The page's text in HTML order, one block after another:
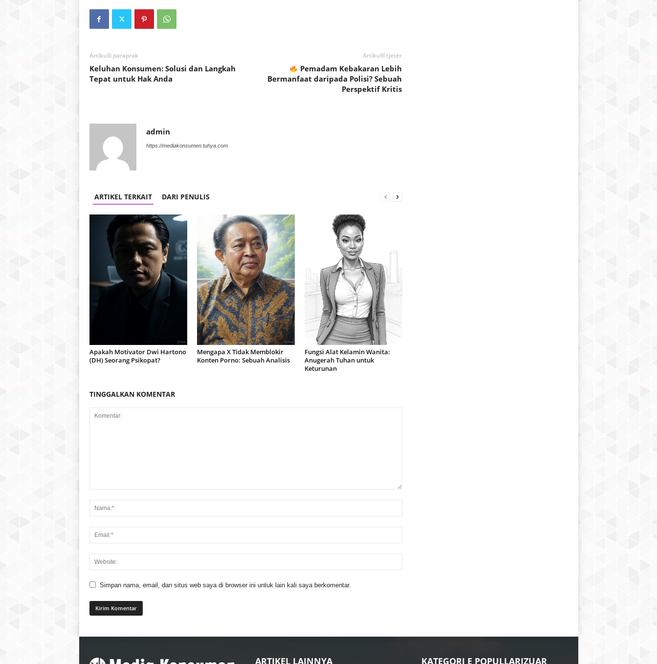
Artikulli paraprak
Keluhan Konsumen: Solusi dan Langkah
Tepat untuk Hak Anda
Artikulli tjetër
Pemadam Kebakaran Lebih
Bermanfaat daripada Polisi? Sebuah
Perspektif Kritis
admin
https://mediakonsumen.tuhya.com
ARTIKEL TERKAIT DARI PENULIS
Apakah Motivator Dwi Hartono
(DH) Seorang Psikopat?
Mengapa X Tidak Memblokir
Konten Porno: Sebuah Analisis
Fungsi Alat Kelamin Wanita:
Anugerah Tuhan untuk
Keturunan
TINGGALKAN KOMENTAR
Simpan nama, email, dan situs web saya di browser ini untuk lain kali saya berkomentar.
ARTIKEL LAINNYA KATEGORI E POPULLARIZUAR